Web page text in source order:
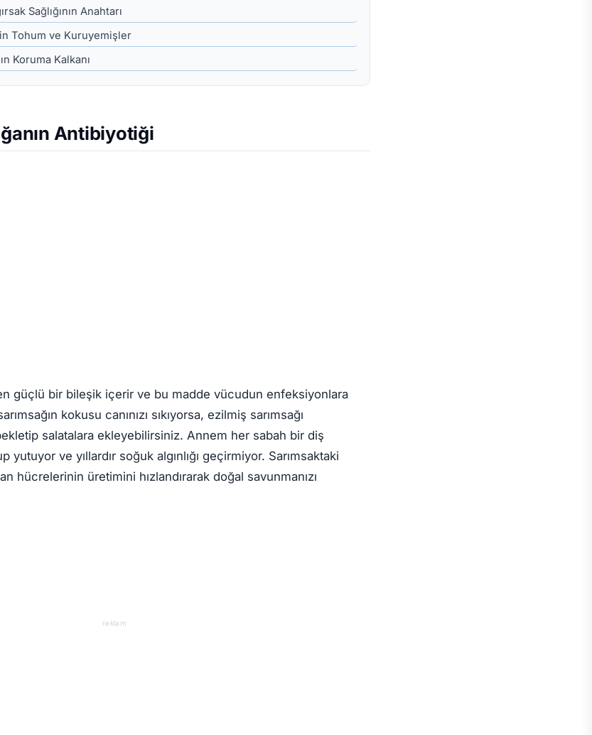
Sağlığının Anahtarı
Tohum ve Kuruyemişler
Koruma Kalkanı
Antibiyotiği
güçlü bir bileşik içerir ve bu madde vücudun enfeksiyonlara
kokusu canınızı sıkıyorsa, ezilmiş sarımsağı
salatalara ekleyebilirsiniz. Annem her sabah bir diş
yutuyor ve yıllardır soğuk algınlığı geçirmiyor. Sarımsaktaki
hücrelerinin üretimini hızlandırarak doğal savunmanızı
reklam